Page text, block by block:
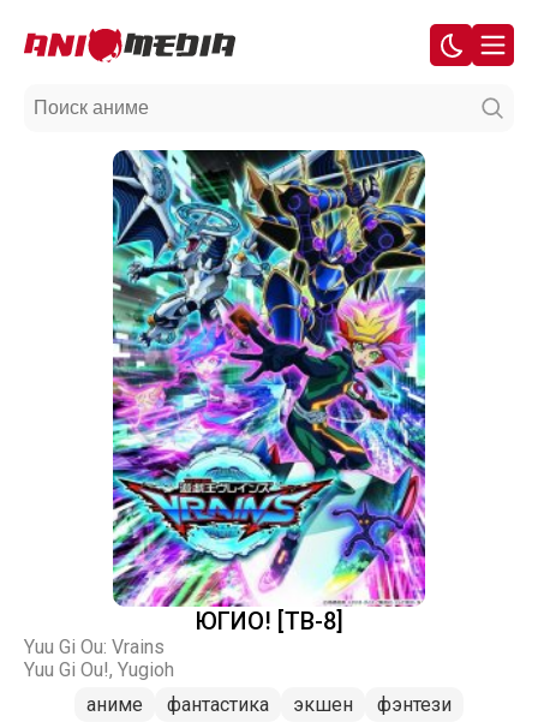
ЮГИО! [ТВ-8]
Yuu Gi Ou: Vrains
Yuu Gi Ou!, Yugioh
аниме
фантастика экшен фэнтези